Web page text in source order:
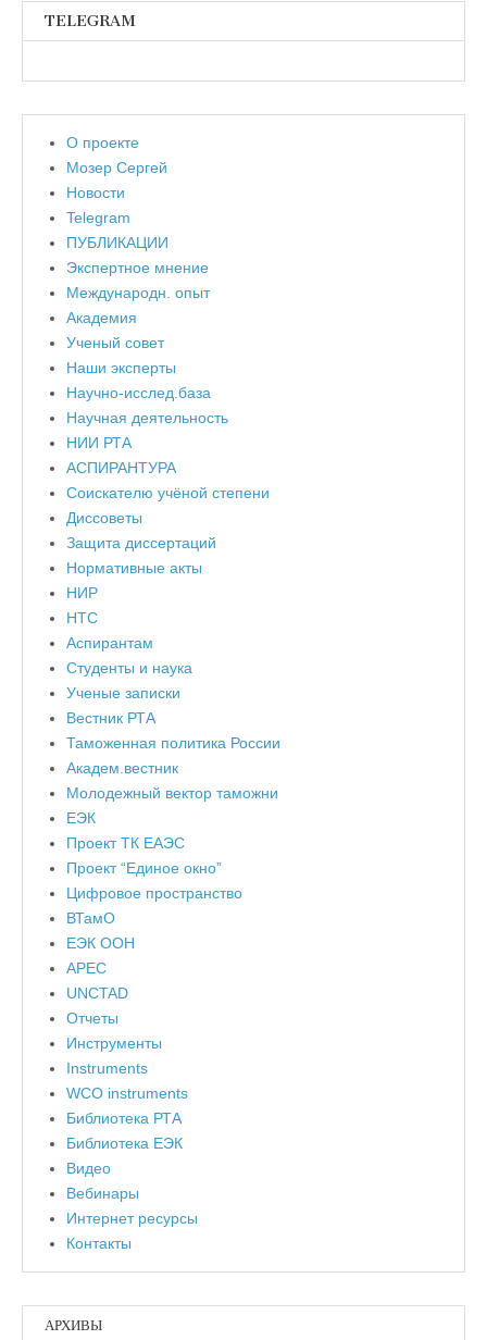
TELEGRAM
О проекте
Мозер Сергей
Новости
Telegram
ПУБЛИКАЦИИ
Экспертное мнение
Международн. опыт
Академия
Ученый совет
Наши эксперты
Научно-исслед.база
Научная деятельность
НИИ РТА
АСПИРАНТУРА
Соискателю учёной степени
Диссоветы
Защита диссертаций
Нормативные акты
НИР
НТС
Аспирантам
Студенты и наука
Ученые записки
Вестник РТА
Таможенная политика России
Академ.вестник
Молодежный вектор таможни
ЕЭК
Проект ТК ЕАЭС
Проект “Единое окно”
Цифровое пространство
ВТамО
ЕЭК ООН
APEC
UNCTAD
Отчеты
Инструменты
Instruments
WCO instruments
Библиотека РТА
Библиотека ЕЭК
Видео
Вебинары
Интернет ресурсы
Контакты
АРХИВЫ